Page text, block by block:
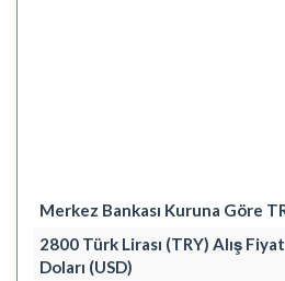
Merkez Bankası Kuruna Göre
2800 Türk Lirası (TRY) Alış
Doları (USD)